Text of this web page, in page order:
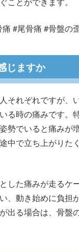
#尾骨痛 #骨盤の
じますか
それぞれですが、
る時の痛みです。
勢でいると痛みが
中で立ち上がりた
した痛みが走るケ
、動き始めに負
出る場合は、骨盤